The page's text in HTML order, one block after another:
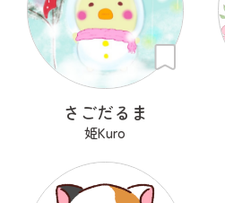
さごだるま
姫Kuro